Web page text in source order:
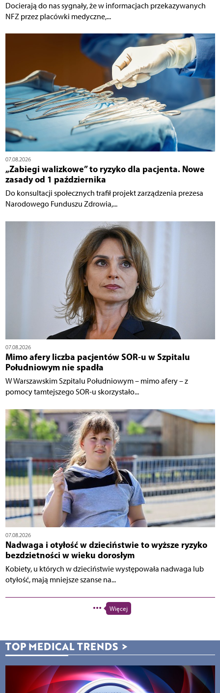
Docierają do nas sygnały, że w informacjach przekazywanych
NFZ przez placówki medyczne,...
07.08.2026
„Zabiegi walizkowe” to ryzyko dla pacjenta. Nowe
zasady od 1 października
Do konsultacji społecznych trafił projekt zarządzenia prezesa
Narodowego Funduszu Zdrowia,...
07.08.2026
Mimo afery liczba pacjentów SOR-u w Szpitalu
Południowym nie spadła
W Warszawskim Szpitalu Południowym – mimo afery – z
pomocy tamtejszego SOR-u skorzystało...
07.08.2026
Nadwaga i otyłość w dzieciństwie to wyższe ryzyko
bezdzietności w wieku dorosłym
Kobiety, u których w dzieciństwie występowała nadwaga lub
otyłość, mają mniejsze szanse na...
Więcej
TOP MEDICAL TRENDS >